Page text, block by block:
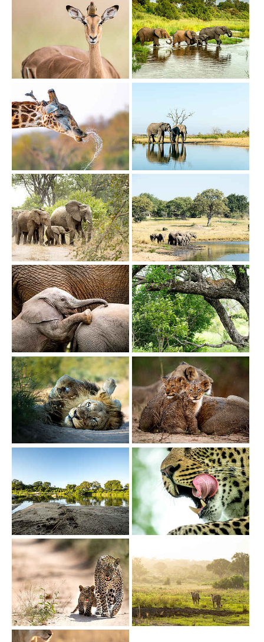
Show larger version
Show larger version
Show larger version Show larger version
Show larger version Show larger version
Show larger version
Show larger version
Show larger version